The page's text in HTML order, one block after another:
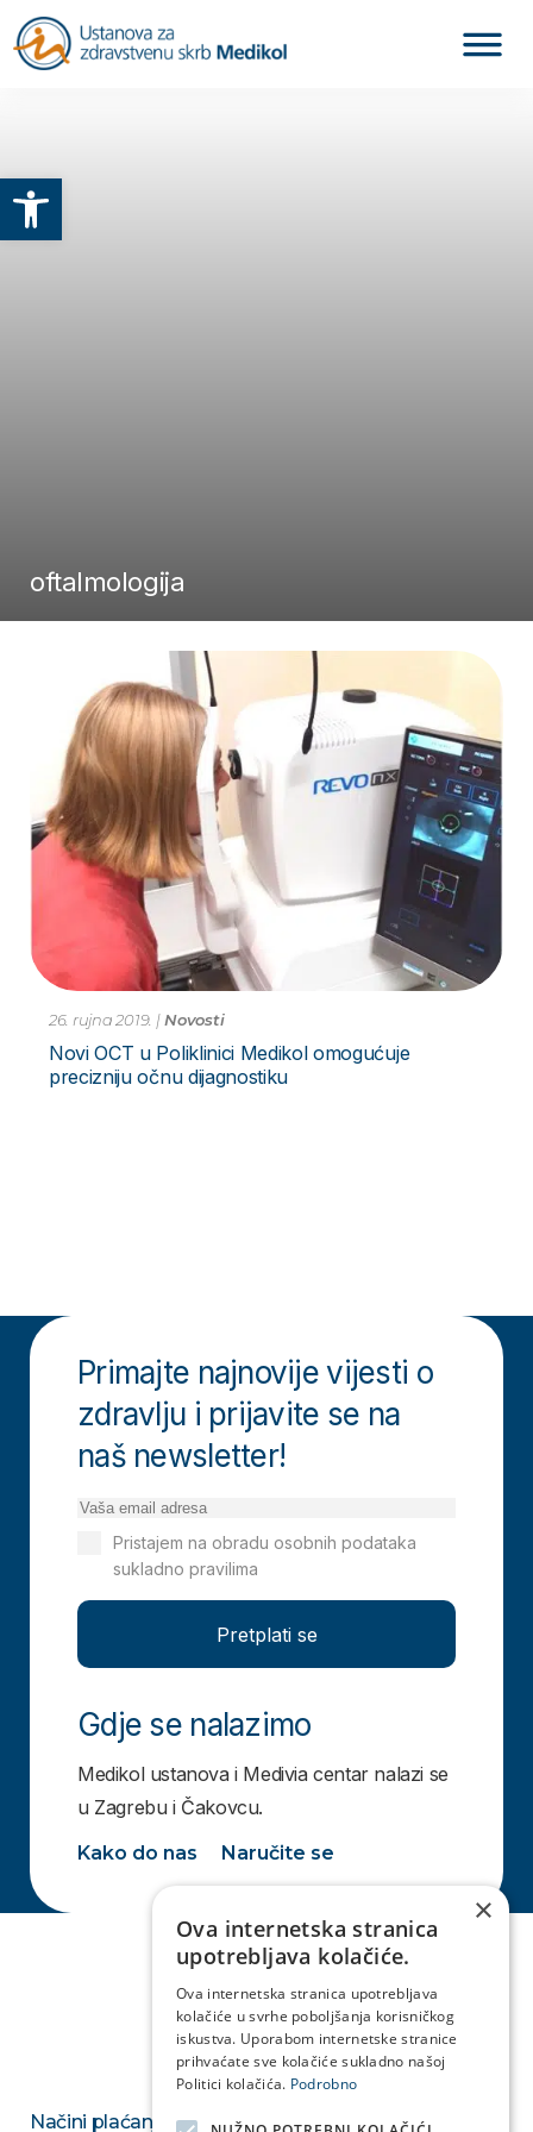
Otvori alatnu traku
oftalmologija
26. rujna 2019. |Novosti
Novi OCT u Poliklinici Medikol omogućuje
precizniju očnu dijagnostiku
Primajte najnovije vijesti o
zdravlju i prijavite se na
naš newsletter!
Pretplati se
Pristajem na obradu osobnih podataka
sukladno pravilima
Gdje se nalazimo
Medikol ustanova i Medivia centar nalazi se
u Zagrebu i Čakovcu.
Kako do nas Naručite se
Načini plaćanja
×
Ova internetska stranica
upotrebljava kolačiće.
Ova internetska stranica upotrebljava
kolačiće u svrhe poboljšanja korisničkog
iskustva. Uporabom internetske stranice
prihvaćate sve kolačiće sukladno našoj
Politici kolačića. Podrobno